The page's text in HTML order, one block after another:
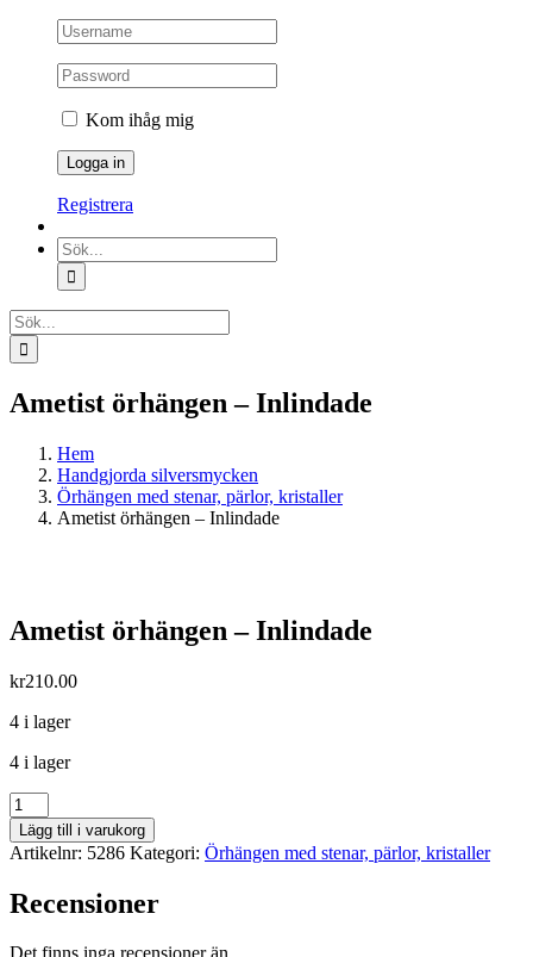
Kom ihåg mig
Registrera
Sök
efter:
Sök
efter:
Ametist örhängen – Inlindade
Hem
Handgjorda silversmycken
Örhängen med stenar, pärlor, kristaller
Ametist örhängen – Inlindade
Ametist örhängen – Inlindade
kr210.00
4 i lager
4 i lager
Ametist
örhängen
-
Inlindade
Lägg till i varukorg
Artikelnr: 5286 Kategori: Örhängen med stenar, pärlor, kristaller
Recensioner